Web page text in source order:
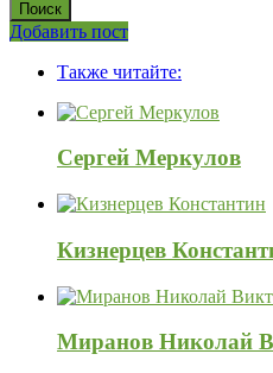
Боковая
Добавить пост
120x600Также читайте:
Сергей Меркулов
Кизнерцев
Миранов Николай